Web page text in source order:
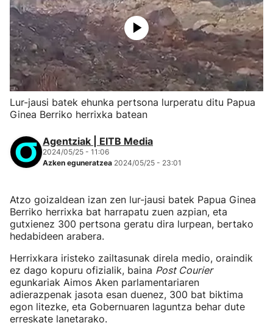
Lur-jausi batek ehunka pertsona lurperatu ditu Papua
Ginea Berriko herrixka batean
Agentziak | EITB Media
2024/05/25 - 11:06
Azken eguneratzea 2024/05/25 - 23:01
Atzo goizaldean izan zen lur-jausi batek Papua Ginea
Berriko herrixka bat harrapatu zuen azpian, eta
gutxienez 300 pertsona geratu dira lurpean, bertako
hedabideen arabera.
Herrixkara iristeko zailtasunak direla medio, oraindik
ez dago kopuru ofizialik, baina Post Courier
egunkariak Aimos Aken parlamentariaren
adierazpenak jasota esan duenez, 300 bat biktima
egon litezke, eta Gobernuaren laguntza behar dute
erreskate lanetarako.